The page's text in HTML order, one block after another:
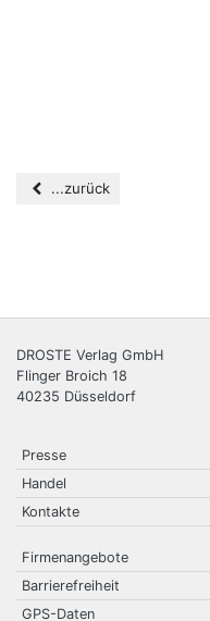
...zurück
DROSTE Verlag GmbH
Flinger Broich 18
40235 Düsseldorf
Presse
Handel
Kontakte
Firmenangebote
Barrierefreiheit
GPS-Daten